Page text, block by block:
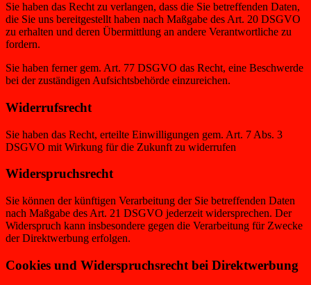
Sie haben das Recht zu verlangen, dass die Sie betreffenden Daten,
die Sie uns bereitgestellt haben nach Maßgabe des Art. 20 DSGVO
zu erhalten und deren Übermittlung an andere Verantwortliche zu
fordern.
Sie haben ferner gem. Art. 77 DSGVO das Recht, eine Beschwerde
bei der zuständigen Aufsichtsbehörde einzureichen.
Widerrufsrecht
Sie haben das Recht, erteilte Einwilligungen gem. Art. 7 Abs. 3
DSGVO mit Wirkung für die Zukunft zu widerrufen
Widerspruchsrecht
Sie können der künftigen Verarbeitung der Sie betreffenden Daten
nach Maßgabe des Art. 21 DSGVO jederzeit widersprechen. Der
Widerspruch kann insbesondere gegen die Verarbeitung für Zwecke
der Direktwerbung erfolgen.
Cookies und Widerspruchsrecht bei Direktwerbung